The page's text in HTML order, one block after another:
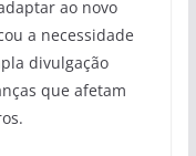
ao novo
a necessidade
divulgação
que afetam